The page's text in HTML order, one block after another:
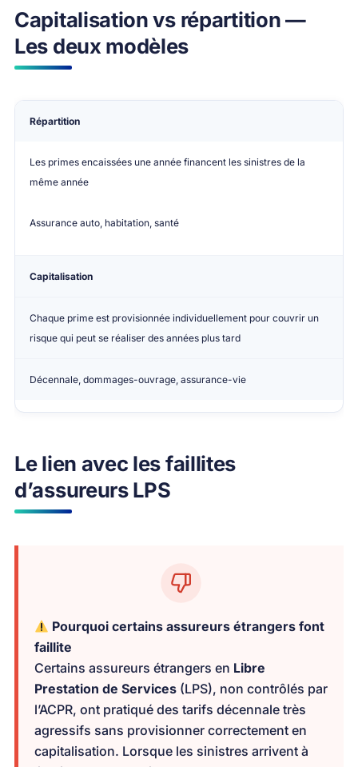
Capitalisation vs répartition —
Les deux modèles
Mode de gestion
Répartition
Les primes encaissées une année financent les sinistres de la
même année
Assurance auto, habitation, santé
Capitalisation
Chaque prime est provisionnée individuellement pour couvrir un
risque qui peut se réaliser des années plus tard
Décennale, dommages-ouvrage, assurance-vie
Le lien avec les faillites
d’assureurs LPS
Pourquoi certains assureurs étrangers font
faillite
Certains assureurs étrangers en Libre
Prestation de Services (LPS), non contrôlés par
l’ACPR, ont pratiqué des tarifs décennale très
agressifs sans provisionner correctement en
capitalisation. Lorsque les sinistres arrivent à